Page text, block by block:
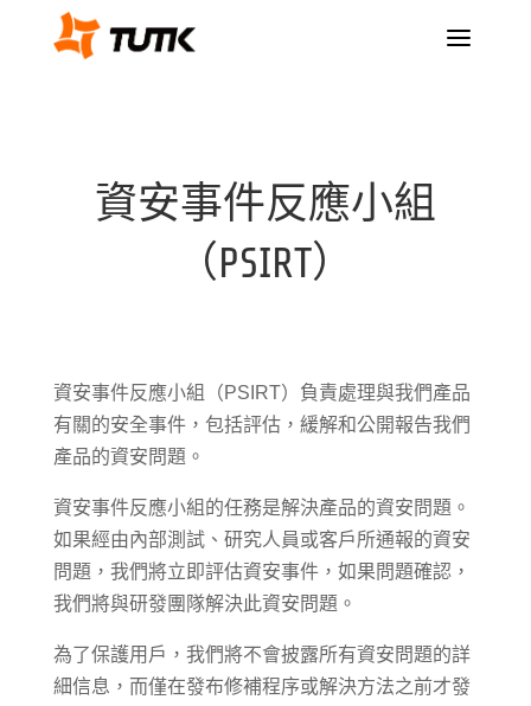
a
資安事件反應小組
（PSIRT）
資安事件反應小組（PSIRT）負責處理與我們產品
有關的安全事件，包括評估，緩解和公開報告我們
產品的資安問題。
資安事件反應小組的任務是解決產品的資安問題。
如果經由內部測試、研究人員或客戶所通報的資安
問題，我們將立即評估資安事件，如果問題確認，
我們將與研發團隊解決此資安問題。
為了保護用戶，我們將不會披露所有資安問題的詳
細信息，而僅在發布修補程序或解決方法之前才發